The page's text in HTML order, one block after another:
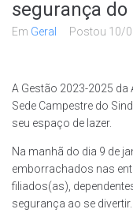
segurança
Em Geral Postou 10/
A Gestão 2023-2025
Sede Campestre do
seu espaço de lazer.
Na manhã do dia 9 de
emborrachados nas
filiados(as),
segurança ao se